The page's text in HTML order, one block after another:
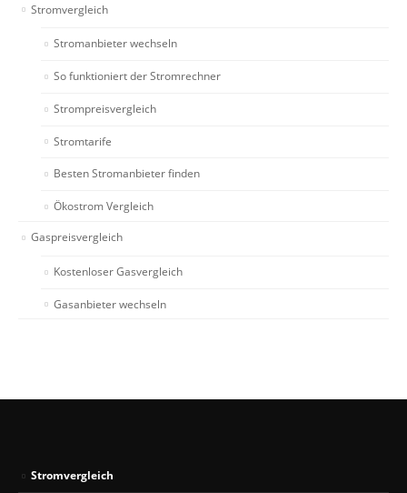
Stromvergleich
Stromanbieter wechseln
So funktioniert der Stromrechner
Strompreisvergleich
Stromtarife
Besten Stromanbieter finden
Ökostrom Vergleich
Gaspreisvergleich
Kostenloser Gasvergleich
Gasanbieter wechseln
Stromvergleich